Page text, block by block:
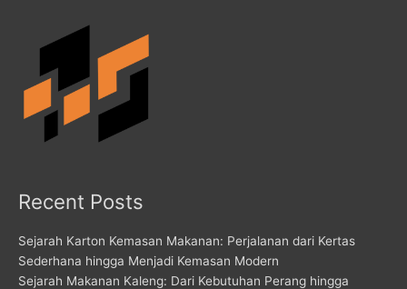
Recent Posts
Sejarah Karton Kemasan Makanan: Perjalanan dari Kertas
Sederhana hingga Menjadi Kemasan Modern
Sejarah Makanan Kaleng: Dari Kebutuhan Perang hingga